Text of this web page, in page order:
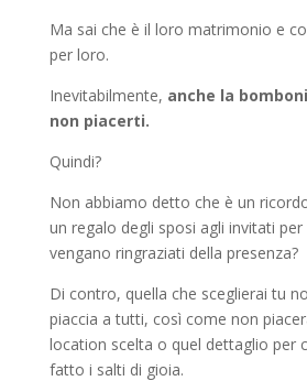
Ma sai che è il loro matrimonio e
per loro.
Inevitabilmente, anche la
non piacerti.
Quindi?
Non abbiamo detto che è un
un regalo degli sposi agli invitati
vengano ringraziati della presenza?
Di contro, quella che sceglierai tu
piaccia a tutti, così come non
location scelta o quel dettaglio per
fatto i salti di gioia.